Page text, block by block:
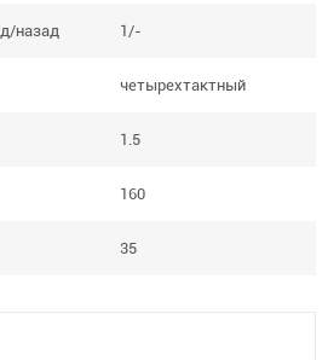
назад 1/-
четырехтактный
1.5
160
35